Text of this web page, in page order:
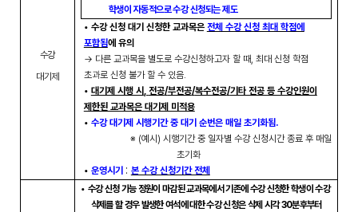
수강
대기제
학생이 자동적으로 수강 신청되는 제도
• 수강 신청 대기 신청한 교과목은 전체 수강 신청 최대 학점에
포함됨에 유의
→ 다른 교과목을 별도로 수강신청하고자 할 때, 최대 신청 학점
초과로 신청 불가 할 수 있음.
• 대기제 시행 시, 전공/부전공/복수전공/기타 전공 등 수강인원이
제한된 교과목은 대기제 미적용
• 수강 대기제 시행기간 중 대기 순번은 매일 초기화됨.
※ (예시 ) 시행기간 중 일자별 수강 신청시간 종료 후 매일
초기화
• 운영시기 : 본 수강 신청기간 전체
• 수강 신청 가능 정원이 마감된 교과목에서 기존에 수강 신청한 학생이 수강
삭제를 할 경우 발생한 여석에 대한 수강 신청은 삭제 시각30분후부터